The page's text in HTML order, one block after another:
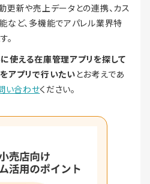
更新や売上データとの連携、カス
など、多機能でアパレル業界特
。
使える在庫管理アプリを探して
アプリで行いたいとお考えであ
い合わせください。